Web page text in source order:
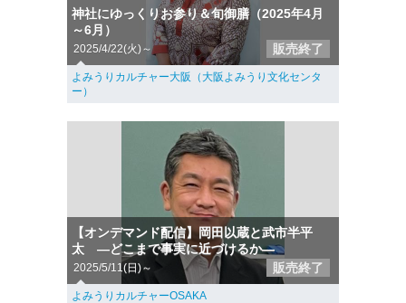
神社にゆっくりお参り＆旬御膳（2025年4月
～6月）
2025/4/22(火)～ 販売終了
よみうりカルチャー大阪（大阪よみうり文化センタ
ー）
【オンデマンド配信】岡田以蔵と武市半平
太 ―どこまで事実に近づけるか―
2025/5/11(日)～ 販売終了
よみうりカルチャーOSAKA